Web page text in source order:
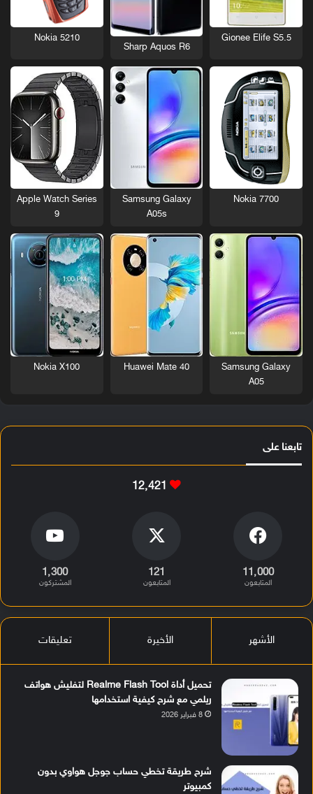
Gionee Elife S5.5
Sharp Aquos R6
Nokia 5210
Nokia 7700
Samsung Galaxy
A05s
Apple Watch Series
9
Samsung Galaxy
A05
Huawei Mate 40
Nokia X100
تابعنا على
12٬421
11٬000
المتابعون
121
المتابعون
1٬300
المشتركون
الأشهر الأخيرة تعليقات
تحميل أداة Realme Flash Tool لتفليش هواتف
ريلمي مع شرح كيفية استخدامها
8 فبراير 2026
شرح طريقة تخطي حساب جوجل هواوي بدون
كمبيوتر